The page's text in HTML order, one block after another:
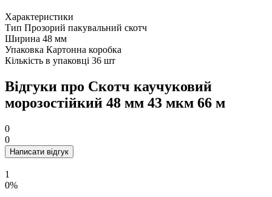
Характеристики
Тип Прозорий пакувальний скотч
Ширина 48 мм
Упаковка Картонна коробка
Кількість в упаковці 36 шт
Відгуки про Скотч каучуковий
морозостійкий 48 мм 43 мкм 66 м
0
0
Написати відгук
1
0%